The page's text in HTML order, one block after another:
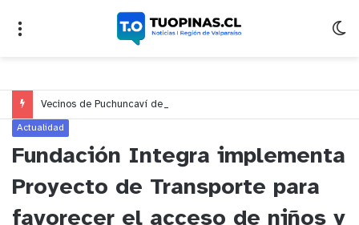
Actualidad
Fundación Integra implementa
Proyecto de Transporte para
favorecer el acceso de niños y